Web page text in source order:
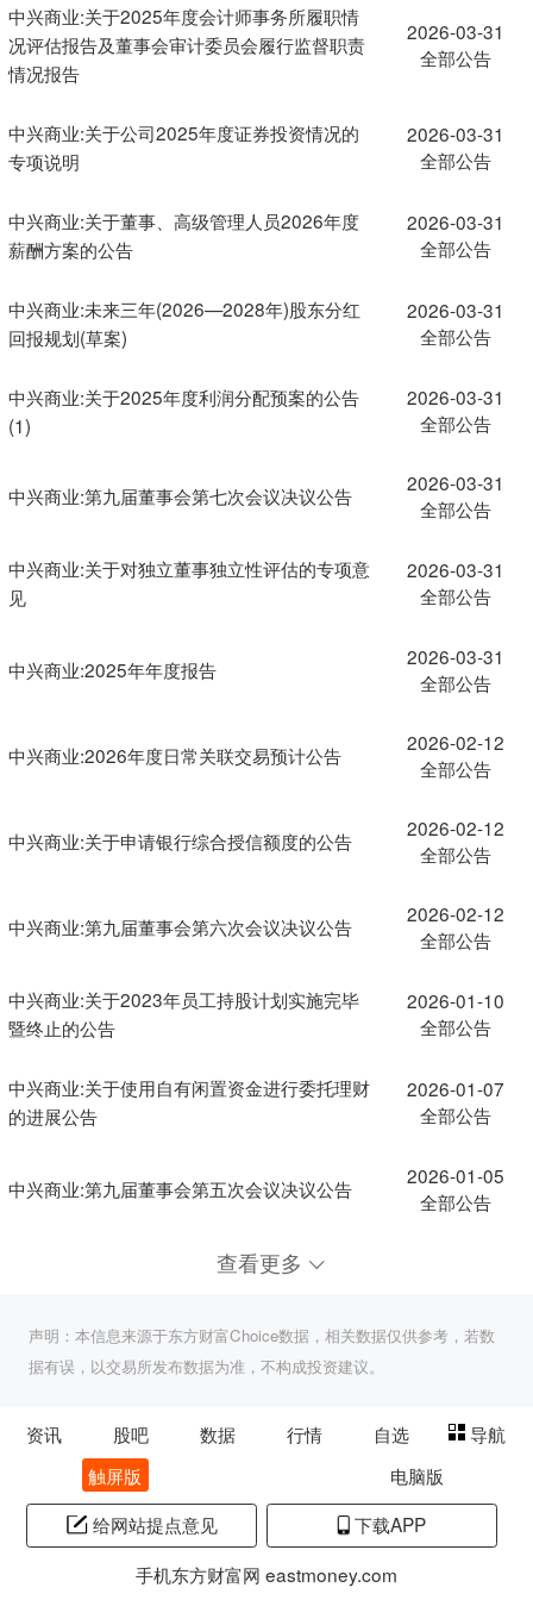
中兴商业:关于2025年度会计师事务所履职情
况评估报告及董事会审计委员会履行监督职责
情况报告
2026-03-31
全部公告
中兴商业:关于公司2025年度证券投资情况的
专项说明
2026-03-31
全部公告
中兴商业:关于董事、高级管理人员2026年度
薪酬方案的公告
2026-03-31
全部公告
中兴商业:未来三年(2026—2028年)股东分红
回报规划(草案)
2026-03-31
全部公告
中兴商业:关于2025年度利润分配预案的公告
(1)
2026-03-31
全部公告
中兴商业:第九届董事会第七次会议决议公告
2026-03-31
全部公告
中兴商业:关于对独立董事独立性评估的专项意
见
2026-03-31
全部公告
中兴商业:2025年年度报告
2026-03-31
全部公告
中兴商业:2026年度日常关联交易预计公告
2026-02-12
全部公告
中兴商业:关于申请银行综合授信额度的公告
2026-02-12
全部公告
中兴商业:第九届董事会第六次会议决议公告
2026-02-12
全部公告
中兴商业:关于2023年员工持股计划实施完毕
暨终止的公告
2026-01-10
全部公告
中兴商业:关于使用自有闲置资金进行委托理财
的进展公告
2026-01-07
全部公告
中兴商业:第九届董事会第五次会议决议公告
2026-01-05
全部公告
查看更多
声明：本信息来源于东方财富Choice数据，相关数据仅供参考，若数
据有误，以交易所发布数据为准，不构成投资建议。
资讯 股吧 数据 行情 自选
导航
触屏版
电脑版
给网站提点意见
下载APP
手机东方财富网 eastmoney.com